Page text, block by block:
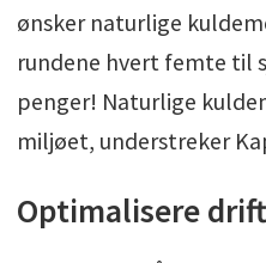
ønsker naturlige
rundene hvert femte til
penger! Naturlige
miljøet, understreker
Optimalisere drift